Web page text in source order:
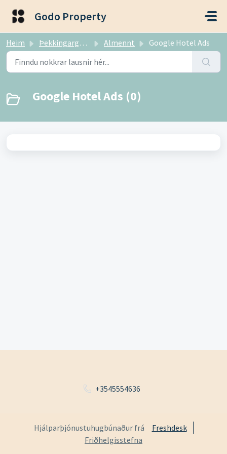
Godo Property
Heim Þekkingargrunnur Almennt Google Hotel Ads
Google Hotel Ads (0)
+3545554636
Hjálparþjónustuhugbúnaður frá
Freshdesk
Friðhelgisstefna